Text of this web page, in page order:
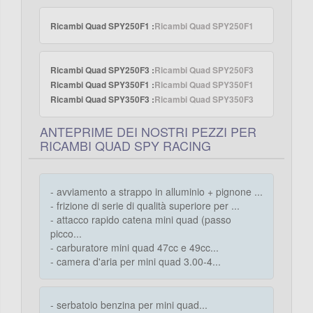
Ricambi Quad SPY250F1 :Ricambi Quad SPY250F1
Ricambi Quad SPY250F3 :Ricambi Quad SPY250F3
Ricambi Quad SPY350F1 :Ricambi Quad SPY350F1
Ricambi Quad SPY350F3 :Ricambi Quad SPY350F3
ANTEPRIME DEI NOSTRI PEZZI PER
RICAMBI QUAD SPY RACING
- avviamento a strappo in alluminio + pignone ...
- frizione di serie di qualità superiore per ...
- attacco rapido catena mini quad (passo
picco...
- carburatore mini quad 47cc e 49cc...
- camera d'aria per mini quad 3.00-4...
- serbatoio benzina per mini quad...